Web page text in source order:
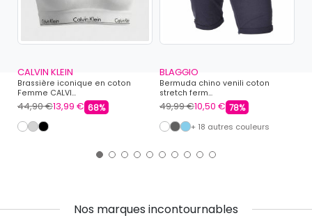
CALVIN KLEIN
Brassière iconique en coton
Femme CALVI...
44,90 €13,99 € 68%
BLAGGIO
Bermuda chino venili coton
stretch ferm...
49,99 €10,50 € 78%
+ 18 autres couleurs
Nos marques incontournables